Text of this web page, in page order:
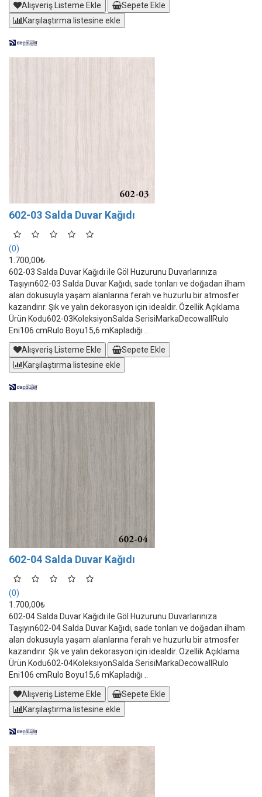
Alışveriş Listeme Ekle
Sepete Ekle
Karşılaştırma listesine ekle
602-03 Salda Duvar Kağıdı
(0)
1.700,00₺
602-03 Salda Duvar Kağıdı ile Göl Huzurunu Duvarlarınıza
Taşıyın602-03 Salda Duvar Kağıdı, sade tonları ve doğadan ilham
alan dokusuyla yaşam alanlarına ferah ve huzurlu bir atmosfer
kazandırır. Şık ve yalın dekorasyon için idealdir. Özellik Açıklama
Ürün Kodu602-03KoleksiyonSalda SerisiMarkaDecowallRulo
Eni106 cmRulo Boyu15,6 mKapladığı ..
Alışveriş Listeme Ekle
Sepete Ekle
Karşılaştırma listesine ekle
602-04 Salda Duvar Kağıdı
(0)
1.700,00₺
602-04 Salda Duvar Kağıdı ile Göl Huzurunu Duvarlarınıza
Taşıyın602-04 Salda Duvar Kağıdı, sade tonları ve doğadan ilham
alan dokusuyla yaşam alanlarına ferah ve huzurlu bir atmosfer
kazandırır. Şık ve yalın dekorasyon için idealdir. Özellik Açıklama
Ürün Kodu602-04KoleksiyonSalda SerisiMarkaDecowallRulo
Eni106 cmRulo Boyu15,6 mKapladığı ..
Alışveriş Listeme Ekle
Sepete Ekle
Karşılaştırma listesine ekle